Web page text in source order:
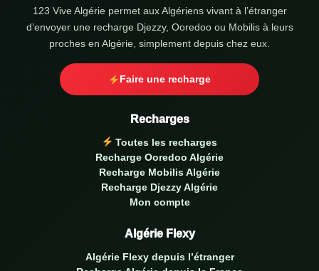
123 Vive Algérie permet aux Algériens vivant à l’étranger
d’envoyer une recharge Djezzy, Ooredoo ou Mobilis à leurs
proches en Algérie, simplement depuis chez eux.
Faire une recharge
Recharges
Toutes les recharges
Recharge Ooredoo Algérie
Recharge Mobilis Algérie
Recharge Djezzy Algérie
Mon compte
Algérie Flexy
Algérie Flexy depuis l’étranger